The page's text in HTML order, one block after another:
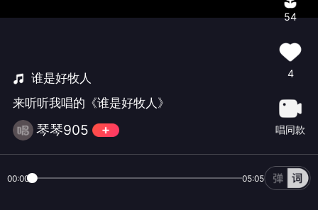
谁是好牧人
来听听我唱的《谁是好牧人》
琴琴905
54
4
唱同款
00:00 05:05